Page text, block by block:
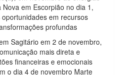
em Escorpião no dia 1,
em recursos
profundas
Sagitário em 2 de novembro,
mais direta e
financeiras e emocionais
o dia 4 de novembro Marte